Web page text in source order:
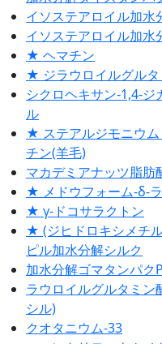
イソステアロイル加水
イソステアロイル加水
★ ヘマチン
★ ジラウロイルグル
シクロヘキサン-1,4-
ル
★ ステアルジモニウ
チン(羊毛)
マカデミアナッツ脂肪
★ メドウフォーム-δ-
★ γ-ドコサラクトン
★ (ジヒドロキシメチ
ピル加水分解シルク
加水分解ゴマタンパク
ラウロイルグルタミ
シル)
クオタニウム-33